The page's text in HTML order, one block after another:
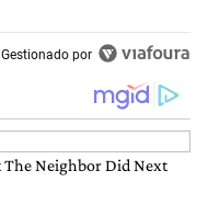
Gestionado por